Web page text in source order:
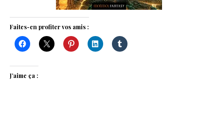
Faites-en profiter vos amis :
J’aime ça :